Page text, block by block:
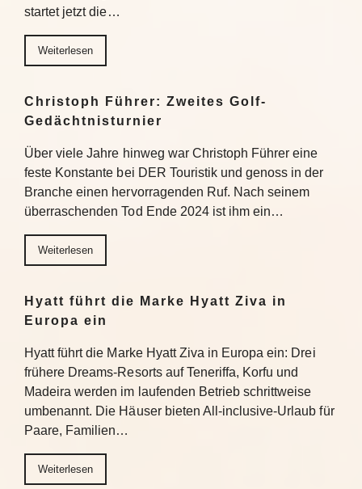
startet jetzt die…
Weiterlesen
Christoph Führer: Zweites Golf-
Gedächtnisturnier
Über viele Jahre hinweg war Christoph Führer eine
feste Konstante bei DER Touristik und genoss in der
Branche einen hervorragenden Ruf. Nach seinem
überraschenden Tod Ende 2024 ist ihm ein…
Weiterlesen
Hyatt führt die Marke Hyatt Ziva in
Europa ein
Hyatt führt die Marke Hyatt Ziva in Europa ein: Drei
frühere Dreams-Resorts auf Teneriffa, Korfu und
Madeira werden im laufenden Betrieb schrittweise
umbenannt. Die Häuser bieten All-inclusive-Urlaub für
Paare, Familien…
Weiterlesen